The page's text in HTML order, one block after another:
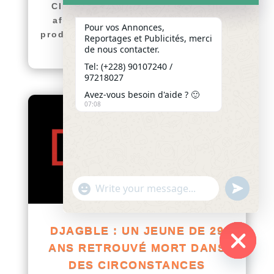
CIRCONSTANCES TROUBLANTES
afriquenligne.tg Un drame s'est
produit dans la nuit du samedi au...
lire plus
DJAGBLE : UN JEUNE DE 29
ANS RETROUVÉ MORT DANS
DES CIRCONSTANCES
Pour vos Annonces,
Reportages et Publicités, merci
de nous contacter.
Tel: (+228) 90107240 /
97218027
Avez-vous besoin d'aide ? 🙂
07:08
"+chaty_settings.lang.emoji_picker+"
WhatsApp
undefined